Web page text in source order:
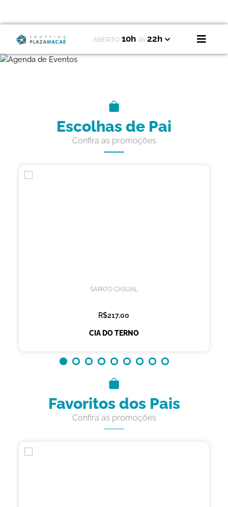
ABERTO 10h às 22h
Escolhas de Pai
Confira as promoções
SAPATO CASUAL
R$217,00
CIA DO TERNO
Favoritos dos Pais
Confira as promoções